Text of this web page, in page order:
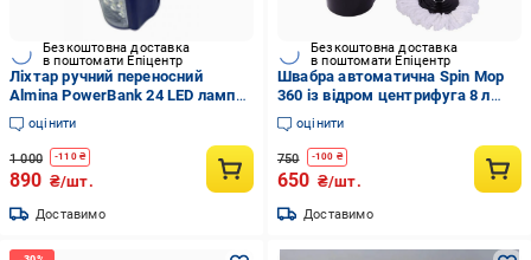
Безкоштовна доставка
в поштомати Епіцентр
Ліхтар ручний переносний
Almina PowerBank 24 LED лампи
світлодіодні
оцінити
1 000 -110₴
890 ₴/шт.
Доставимо
Безкоштовна доставка
в поштомати Епіцентр
Швабра автоматична Spin Mop
360 із відром центрифуга 8 л
Чорний
оцінити
750 -100 ₴
650 ₴/шт.
Доставимо